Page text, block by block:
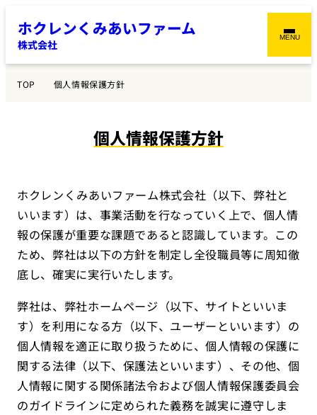
ホクレンくみあいファーム
株式会社
MENU
TOP 個人情報保護方針
個人情報保護方針
ホクレンくみあいファーム株式会社（以下、弊社と
いいます）は、事業活動を行なっていく上で、個人情
報の保護が重要な課題であると認識しています。この
ため、弊社は以下の方針を制定し全役職員等に周知徹
底し、確実に実行いたします。
弊社は、弊社ホームページ（以下、サイトといいま
す）を利用になる方（以下、ユーザーといいます）の
個人情報を適正に取り扱うために、個人情報の保護に
関する法律（以下、保護法といいます）、その他、個
人情報に関する関係諸法令および個人情報保護委員会
のガイドラインに定められた義務を誠実に遵守しま